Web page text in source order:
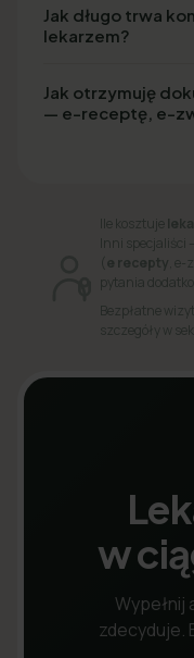
Jak długo trwa
lekarzem?
Jak otrzymuję
— e-receptę, e-
Ile kosztuje
Inni specjaliści
( e recepty ,
pytania
Bezpłatne
szczegóły w
w
Wypełnij
zdecyduje.